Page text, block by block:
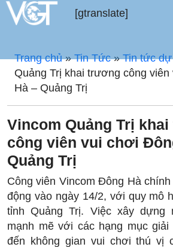
[gtranslate]
Trang chủ»Tin Tức»Tin tức
Quảng Trị khai trương công
Hà – Quảng Trị
Vincom Quảng Trị
công viên vui chơi
Quảng Trị
Công viên Vincom Đông Hà
động vào ngày 14/2, với quy mô
tỉnh Quảng Trị. Việc xây
mạnh mẽ với các hạng mục
đến không gian vui chơi thú vị